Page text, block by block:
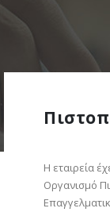
Η εταιρεία
Οργανισμό